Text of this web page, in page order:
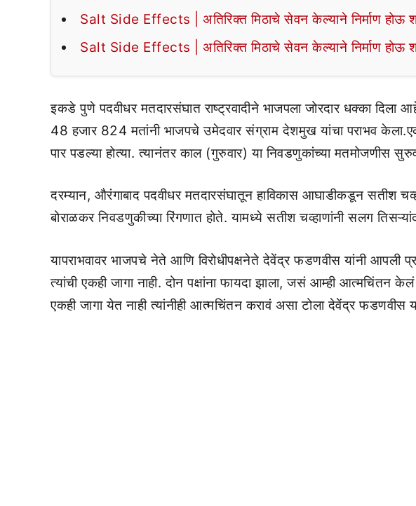
Salt Side Effects | अतिरिक्त मिठाचे सेवन केल्याने निर्माण होऊ
Salt Side Effects | अतिरिक्त मिठाचे सेवन केल्याने निर्माण होऊ
इकडे पुणे पदवीधर मतदारसंघात राष्ट्रवादीने भाजपला जोरदार धक्का दिला
48 हजार 824 मतांनी भाजपचे उमेदवार संग्राम देशमुख यांचा पराभव
पार पडल्या होत्या. त्यानंतर काल (गुरुवार) या निवडणुकांच्या मतमोजणीस
दरम्यान, औरंगाबाद पदवीधर मतदारसंघातून हाविकास आघाडीकडून सतीश
बोराळकर निवडणुकीच्या रिंगणात होते. यामध्ये सतीश चव्हाणांनी सलग
यापराभवावर भाजपचे नेते आणि विरोधीपक्षनेते देवेंद्र फडणवीस यांनी आपली
त्यांची एकही जागा नाही. दोन पक्षांना फायदा झाला, जसं आम्ही आत्मचिंतन
एकही जागा येत नाही त्यांनीही आत्मचिंतन करावं असा टोला देवेंद्र फडणवीस